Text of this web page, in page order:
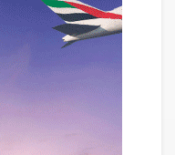
mi kusuru yok?